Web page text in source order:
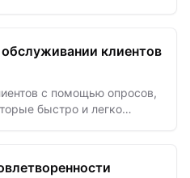
клиентов
с помощью опросов,
быстро и легко